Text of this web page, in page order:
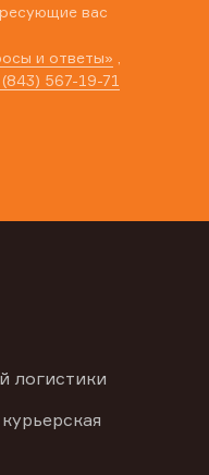
вас
и ответы»
567-19-71
логистики